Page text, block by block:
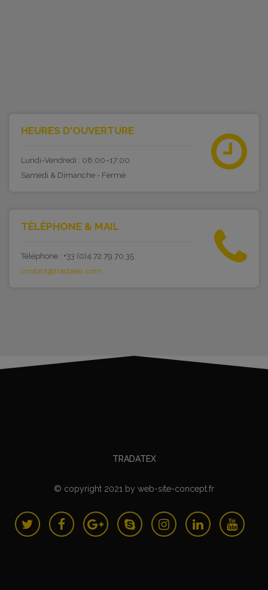
HEURES D'OUVERTURE
Lundi-Vendredi : 08:00–17:00
Samedi & Dimanche - Fermé
TÉLÉPHONE & MAIL
Téléphone : +33 (0)4.72.79.70.35
contact@tradatex.com
TRADATEX
© copyright 2021 by web-site-concept.fr